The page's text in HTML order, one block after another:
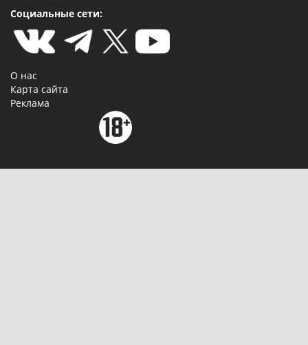
Социальные сети:
О нас
Карта сайта
Реклама